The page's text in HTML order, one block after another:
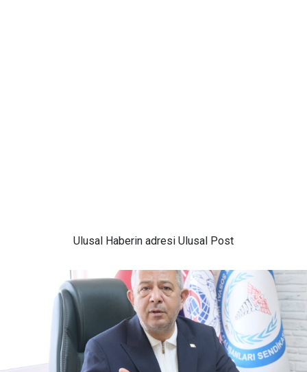
Ulusal Haberin adresi Ulusal Post